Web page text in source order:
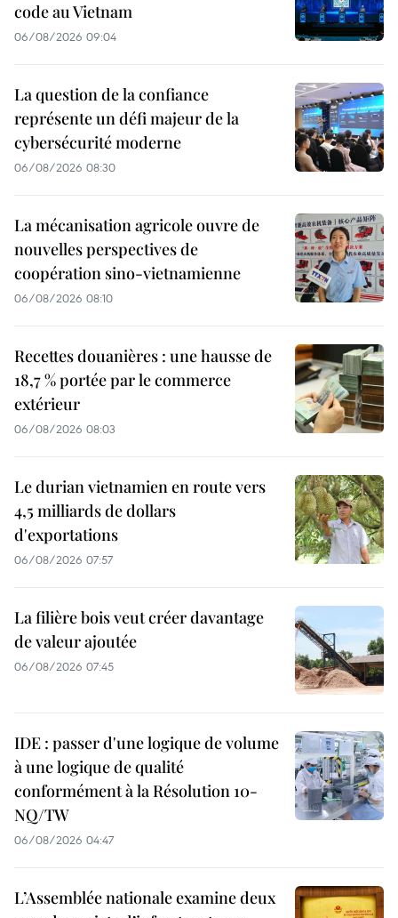
code au Vietnam
06/08/2026 09:04
La question de la confiance
représente un défi majeur de la
cybersécurité moderne
06/08/2026 08:30
La mécanisation agricole ouvre de
nouvelles perspectives de
coopération sino-vietnamienne
06/08/2026 08:10
Recettes douanières : une hausse de
18,7 % portée par le commerce
extérieur
06/08/2026 08:03
Le durian vietnamien en route vers
4,5 milliards de dollars
d'exportations
06/08/2026 07:57
La filière bois veut créer davantage
de valeur ajoutée
06/08/2026 07:45
IDE : passer d'une logique de volume
à une logique de qualité
conformément à la Résolution 10-
NQ/TW
06/08/2026 04:47
L’Assemblée nationale examine deux